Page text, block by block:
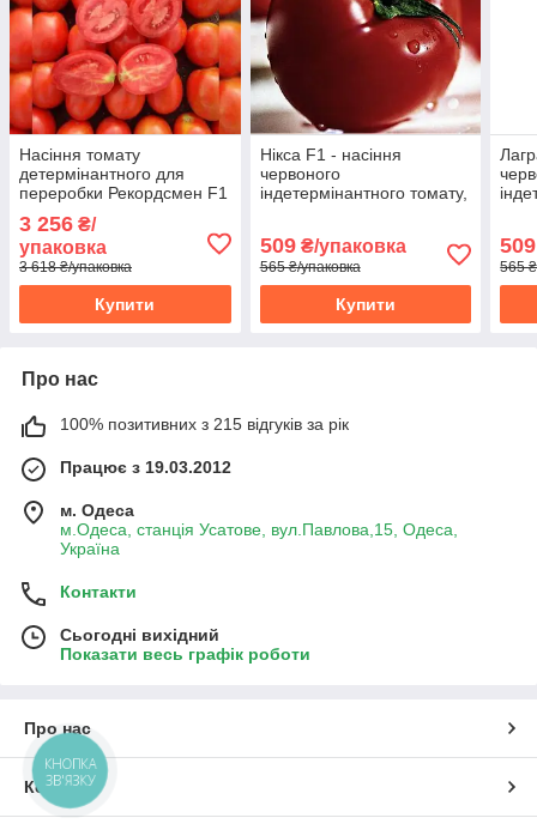
Насіння томату
детермінантного для
переробки Рекордсмен F1
(5000 насінин) Libra Seeds
3 256 ₴/
упаковка
3 618 ₴/упаковка
Купити
Нікса F1 - насіння
червоного
індетермінантного томату,
509₴/упаковка
565 ₴/упаковка
Купити
509
565
Про нас
100% позитивних з 215 відгуків за рік
Працює з 19.03.2012
м. Одеса
м.Одеса, станція Усатове, вул.Павлова,15, Одеса,
Україна
Контакти
Сьогодні вихідний
Показати весь графік роботи
Про нас
Контакти
КНОПКА
ЗВ'ЯЗКУ